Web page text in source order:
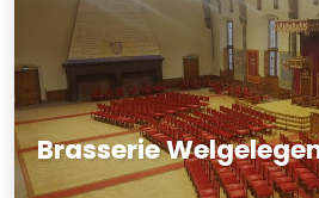
Brasserie